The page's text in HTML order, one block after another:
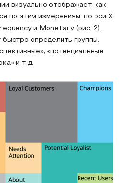
визуально отображает, как
по этим измерениям: по оси X
и Monetary (рис. 2).
определить группы,
«потенциальные
и т. д.